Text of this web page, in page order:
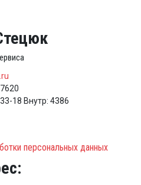
18 Внутр: 4386
персональных данных